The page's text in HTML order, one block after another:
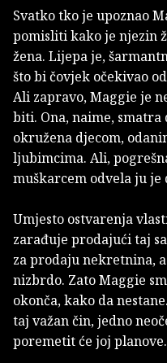
Svatko tko je upoznao
pomisliti kako je njezin
žena. Lijepa je,
što bi čovjek očekivao
Ali zapravo, Maggie je
biti. Ona, naime,
okružena djecom,
ljubimcima. Ali,
muškarcem odvela ju
Umjesto ostvarenja
zarađuje prodajući taj
za prodaju nekretnina,
nizbrdo. Zato Maggie
okonča, kako da
taj važan čin, jedno
poremetit će joj